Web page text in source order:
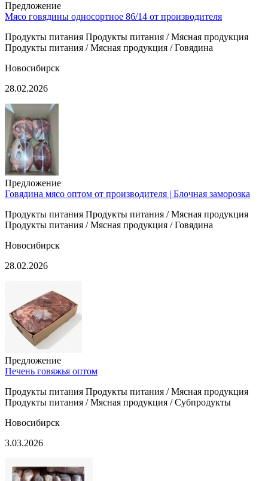
Предложение
Мясо говядины односортное 86/14 от производителя
Продукты питания Продукты питания / Мясная продукция
Продукты питания / Мясная продукция / Говядина
Новосибирск
28.02.2026
Предложение
Говядина мясо оптом от производителя | Блочная заморозка
Продукты питания Продукты питания / Мясная продукция
Продукты питания / Мясная продукция / Говядина
Новосибирск
28.02.2026
Предложение
Печень говяжья оптом
Продукты питания Продукты питания / Мясная продукция
Продукты питания / Мясная продукция / Субпродукты
Новосибирск
3.03.2026